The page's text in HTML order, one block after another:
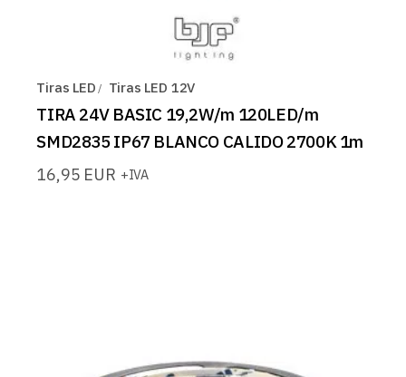
Tiras LED Tiras LED 12V
TIRA 24V BASIC 19,2W/m 120LED/m
SMD2835 IP67 BLANCO CALIDO 2700K 1m
16,95 EUR +IVA